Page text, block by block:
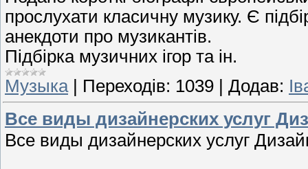
прослухати класичну музику. Є
анекдоти про музикантів.
Підбірка музичних ігор та ін.
Музыка| Переходів: 1039 Додав:
Все виды дизайнерских услуг
Все виды дизайнерских услуг